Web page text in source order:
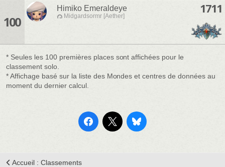
100
Himiko Emeraldeye
Midgardsormr [Aether]
1711
* Seules les 100 premières places sont affichées pour le
classement solo.
* Affichage basé sur la liste des Mondes et centres de données au
moment du dernier calcul.
Accueil : Classements